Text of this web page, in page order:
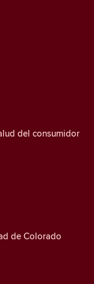
del consumidor
de Colorado